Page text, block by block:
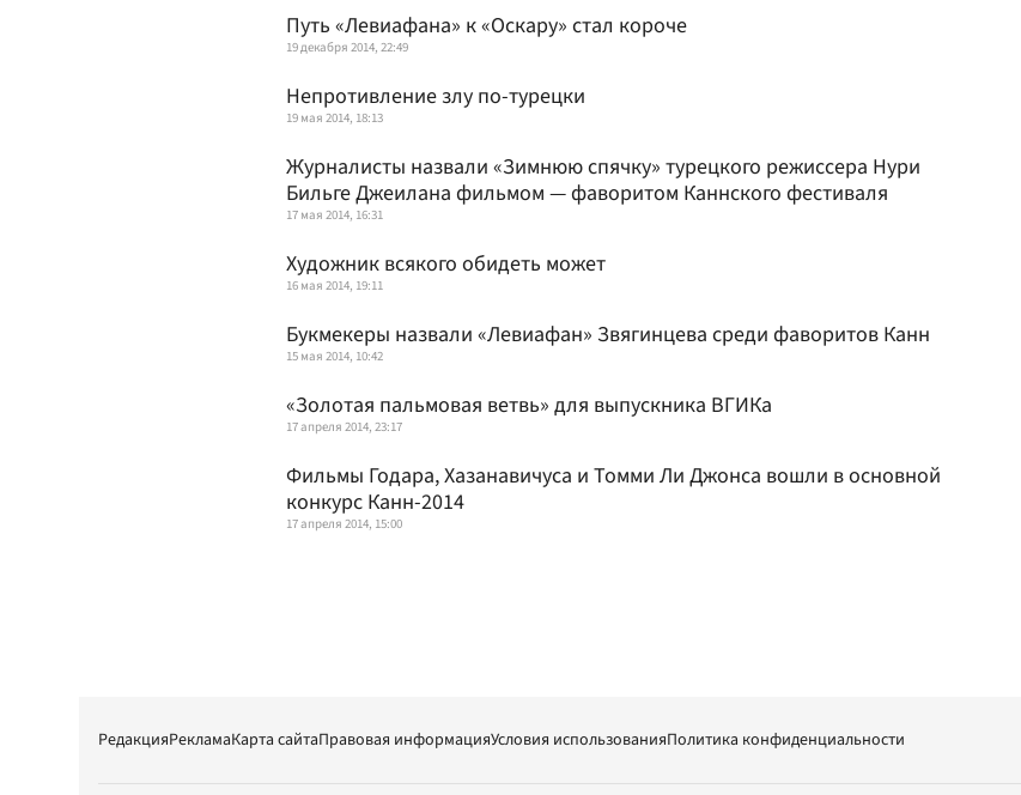
Путь «Левиафана» к «Оскару» стал короче
19 декабря 2014, 22:49
Непротивление злу по-турецки
19 мая 2014, 18:13
Журналисты назвали «Зимнюю спячку» турецкого режиссера Нури
Бильге Джеилана фильмом — фаворитом Каннского фестиваля
17 мая 2014, 16:31
Художник всякого обидеть может
16 мая 2014, 19:11
Букмекеры назвали «Левиафан» Звягинцева среди фаворитов Канн
15 мая 2014, 10:42
«Золотая пальмовая ветвь» для выпускника ВГИКа
17 апреля 2014, 23:17
Фильмы Годара, Хазанавичуса и Томми Ли Джонса вошли в основной
конкурс Канн-2014
17 апреля 2014, 15:00
РедакцияРекламаКарта сайтаПравовая информацияУсловия использованияПолитика конфиденциальности